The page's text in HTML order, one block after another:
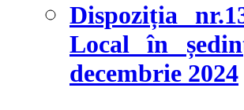
Dispoziția
Local în
decembrie 2024